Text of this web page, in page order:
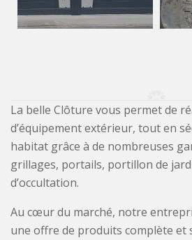
La belle Clôture vous permet de
d’équipement extérieur, tout en
habitat grâce à de nombreuses
grillages, portails, portillon de
d’occultation.
Au cœur du marché, notre
une offre de produits complète et